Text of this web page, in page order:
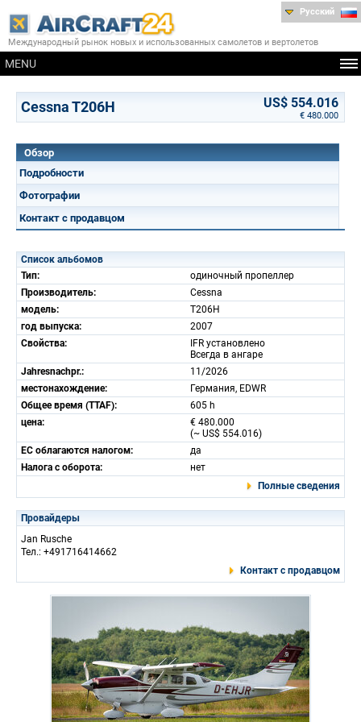
Международный рынок новых и использованных самолетов и вертолетов
MENU
Русский
Cessna T206H US$ 554.016
€ 480.000
Обзор
Подробности
Фотографии
Контакт с продавцом
Список альбомов
Тип:
одиночный пропеллер
Производитель:
Cessna
модель:
T206H
год выпуска:
2007
Свойства:
IFR установлено
Всегда в ангаре
Jahresnachpr.:
11/2026
местонахождение:
Германия, EDWR
Общее время (TTAF):
605 h
цена:
€ 480.000
(~ US$ 554.016)
ЕС облагаются налогом:
да
Налога с оборота:
нет
Полные сведения
Провайдеры
Jan Rusche
Тел.: +491716414662
Контакт с продавцом